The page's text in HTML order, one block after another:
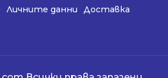
Личните данни
Доставка